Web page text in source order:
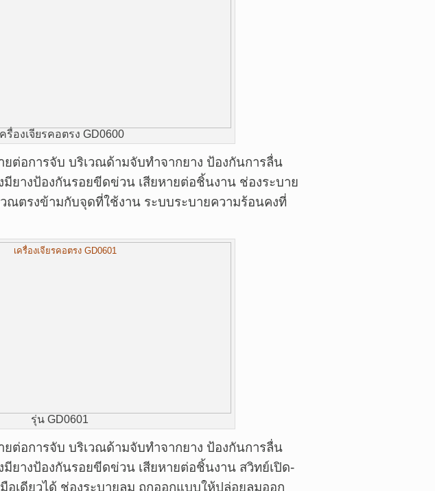
ครื่องเจียรคอตรง GD0600
ยต่อการจับ บริเวณด้ามจับทำจากยาง ป้องกันการลื่น
ยางป้องกันรอยขีดข่วน เสียหายต่อชิ้นงาน ช่องระบาย
ณตรงข้ามกับจุดที่ใช้งาน ระบบระบายความร้อนคงที่
รุ่น GD0601
ยต่อการจับ บริเวณด้ามจับทำจากยาง ป้องกันการลื่น
ยางป้องกันรอยขีดข่วน เสียหายต่อชิ้นงาน สวิทย์เปิด-
อเดียวได้ ช่องระบายลม ถูกออกแบบให้ปล่อยลมออก